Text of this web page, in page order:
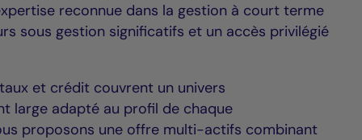
reconnue dans la gestion à court terme
sous gestion significatifs et un accès privilégié
et crédit couvrent un univers
large adapté au profil de chaque
proposons une offre multi-actifs combinant